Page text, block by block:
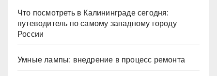
Что посмотреть в Калининграде сегодня:
путеводитель по самому западному городу
России
Умные лампы: внедрение в процесс ремонта